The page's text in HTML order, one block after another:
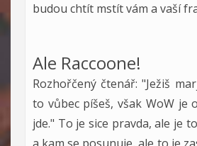
budou chtít mstít vám a vaší
Ale Raccoone!
Rozhořčený čtenář: "Ježiš
to vůbec píšeš, však WoW je
jde." To je sice pravda, ale je